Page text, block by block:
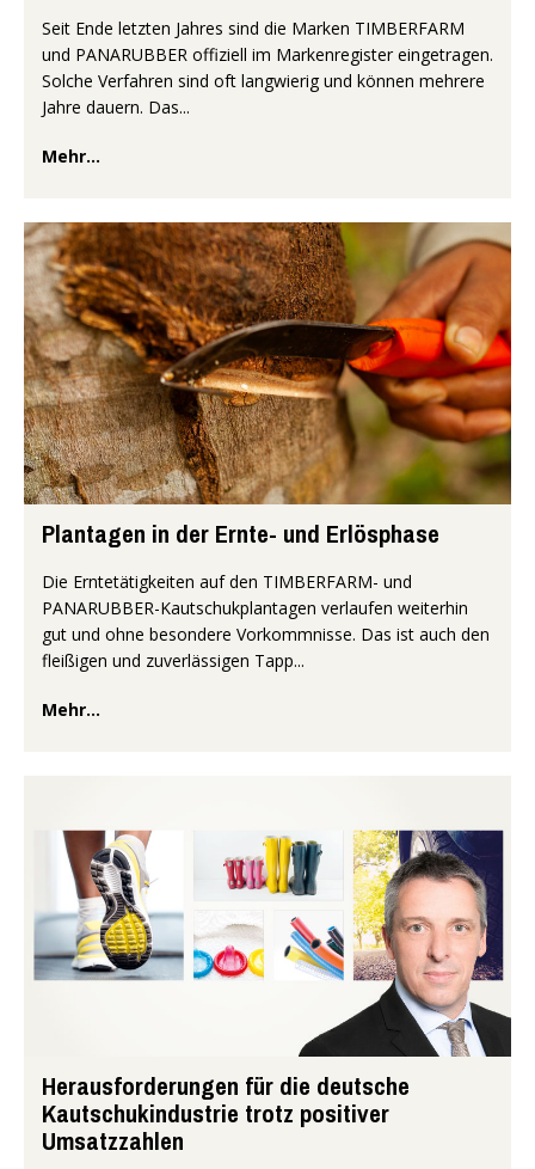
Seit Ende letzten Jahres sind die Marken TIMBERFARM
und PANARUBBER offiziell im Markenregister eingetragen.
Solche Verfahren sind oft langwierig und können mehrere
Jahre dauern. Das...
Mehr...
Plantagen in der Ernte- und Erlösphase
Die Erntetätigkeiten auf den TIMBERFARM- und
PANARUBBER-Kautschukplantagen verlaufen weiterhin
gut und ohne besondere Vorkommnisse. Das ist auch den
fleißigen und zuverlässigen Tapp...
Mehr...
Herausforderungen für die deutsche
Kautschukindustrie trotz positiver
Umsatzzahlen